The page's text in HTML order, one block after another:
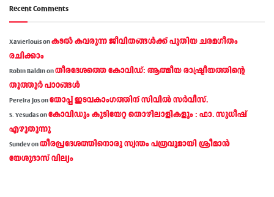
Recent Comments
Xavierlouisonകടല്‍ കവരുന്ന ജീവിതങ്ങള്‍ക്ക് പുതിയ ചരമഗീതം
രചിക്കാം
Robin Baldinonതീരദേശത്തെ കോവിഡ്: ആത്മീയ രാഷ്ട്രീയത്തിന്റെ
തൂത്തൂര്‍ പാഠങ്ങൾ
Pereira Josonതോപ്പ് ഇടവകാംഗത്തിന് സിവിൽ സർവീസ്.
S. Yesudasonകോവിഡും കുടിയേറ്റ തൊഴിലാളികളും : ഫാ. സുധീഷ്
എഴുതുന്നു
Sundevonതീരപ്രദേശത്തിനൊരു സ്വന്തം പത്രവുമായി ശ്രീമാന്‍
യേശുദാസ് വില്യം